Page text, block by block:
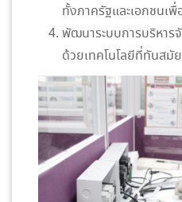
ทั้งภาครัฐและเอกชนเ
พัฒนาระบบการบริหาร
ด้วยเทคโนโลยีที่ทันสมัย